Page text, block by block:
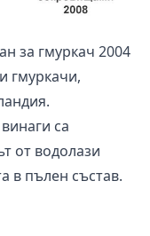
за гмуркач 2004
гмуркачи,
са
от водолази
в пълен състав.